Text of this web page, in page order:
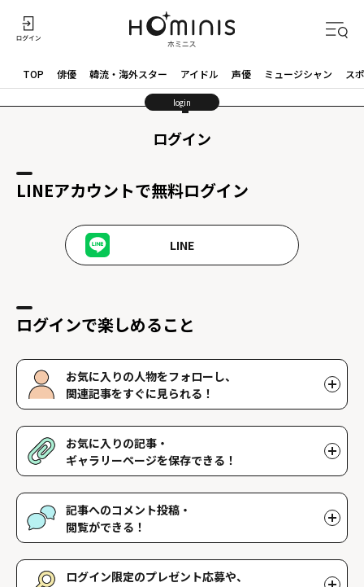
TOP 俳優 韓流・海外スター アイドル 声優 ミュージシャン ス
login
ログイン
LINEアカウントで無料ログイン
LINE
ログインで楽しめること
お気に入りの人物をフォローし、
関連記事をすぐに見られる！
好きな人物をフォローすることで、マイページで好きな人物の関連
記事を閲覧することができます。好きな人物一覧はマイページで確
認できます。
お気に入りの記事・
ギャラリーページを保存できる！
好きな記事やギャラリーページを保存し、マイページでいつでも閲
覧することができます。
記事へのコメント投稿・
閲覧ができる！
記事に対して応援や感想などのコメントができ、他のファンが投稿
したコメントを読むことができます。
ログイン限定のプレゼント応募や、